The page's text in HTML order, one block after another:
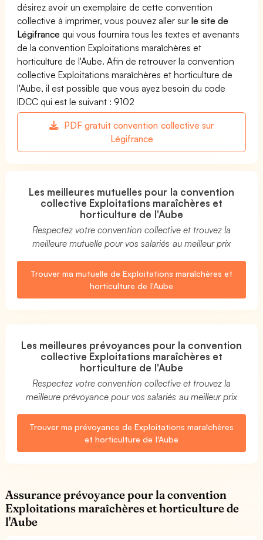
désirez avoir un exemplaire de cette convention
collective à imprimer, vous pouvez aller surle site de
Légifrance qui vous fournira tous les textes et avenants
de la convention Exploitations maraîchères et
horticulture de l'Aube. Afin de retrouver la convention
collective Exploitations maraîchères et horticulture de
l'Aube, il est possible que vous ayez besoin du code
IDCC qui est le suivant : 9102
PDF gratuit convention collective sur
Légifrance
Les meilleures mutuelles pour la convention
collective Exploitations maraîchères et
horticulture de l'Aube
Respectez votre convention collective et trouvez la
meilleure mutuelle pour vos salariés au meilleur prix
Trouver ma mutuelle de Exploitations maraîchères et
horticulture de l'Aube
Les meilleures prévoyances pour la convention
collective Exploitations maraîchères et
horticulture de l'Aube
Respectez votre convention collective et trouvez la
meilleure prévoyance pour vos salariés au meilleur prix
Trouver ma prévoyance de Exploitations maraîchères
et horticulture de l'Aube
Assurance prévoyance pour la convention
Exploitations maraîchères et horticulture de
l'Aube